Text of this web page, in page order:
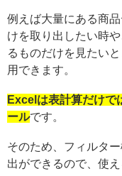
例えば大量にある商
けを取り出したい時
るものだけを見たい
用できます。
Excelは表計算だけで
ールです。
そのため、フィルタ
出ができるので、使